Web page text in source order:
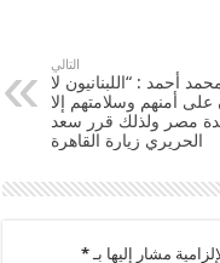
التالي
أحمد : “اللبنانيون لا
على أمنهم وسلامتهم إلا
مصر ولذلك قرر سعد
الحريري زيارة القاهرة
مشار إليها بـ*